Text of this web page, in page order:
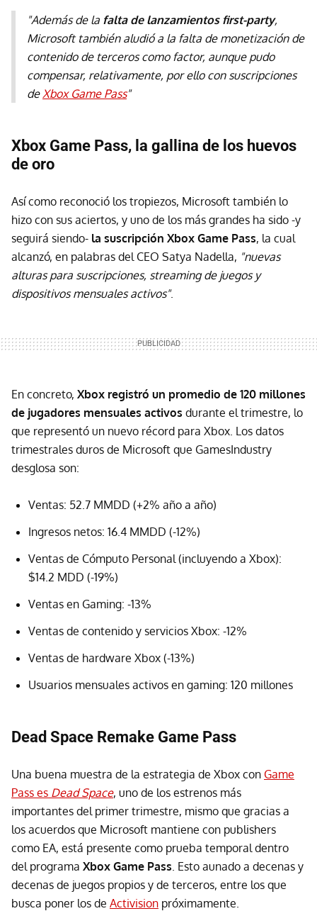
"Además de la falta de lanzamientos first-party,
Microsoft también aludió a la falta de monetización de
contenido de terceros como factor, aunque pudo
compensar, relativamente, por ello con suscripciones
de Xbox Game Pass"
Xbox Game Pass, la gallina de los huevos
de oro
Así como reconoció los tropiezos, Microsoft también lo
hizo con sus aciertos, y uno de los más grandes ha sido -y
seguirá siendo- la suscripción Xbox Game Pass, la cual
alcanzó, en palabras del CEO Satya Nadella, "nuevas
alturas para suscripciones, streaming de juegos y
dispositivos mensuales activos".
En concreto, Xbox registró un promedio de 120 millones
de jugadores mensuales activos durante el trimestre, lo
que representó un nuevo récord para Xbox. Los datos
trimestrales duros de Microsoft que GamesIndustry
desglosa son:
Ventas: 52.7 MMDD (+2% año a año)
Ingresos netos: 16.4 MMDD (-12%)
Ventas de Cómputo Personal (incluyendo a Xbox):
$14.2 MDD (-19%)
Ventas en Gaming: -13%
Ventas de contenido y servicios Xbox: -12%
Ventas de hardware Xbox (-13%)
Usuarios mensuales activos en gaming: 120 millones
Dead Space Remake Game Pass
Una buena muestra de la estrategia de Xbox con Game
Pass es Dead Space, uno de los estrenos más
importantes del primer trimestre, mismo que gracias a
los acuerdos que Microsoft mantiene con publishers
como EA, está presente como prueba temporal dentro
del programa Xbox Game Pass . Esto aunado a decenas y
decenas de juegos propios y de terceros, entre los que
busca poner los de Activision próximamente.